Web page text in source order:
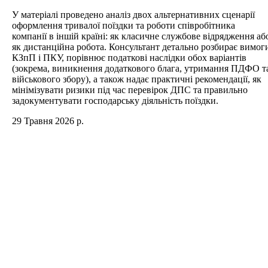
У матеріалі проведено аналіз двох альтернативних сценарії
оформлення тривалої поїздки та роботи співробітника
компанії в іншій країні: як класичне службове відрядження
як дистанційна робота. Консультант детально розбирає
КЗпП і ПКУ, порівнює податкові наслідки обох варіантів
(зокрема, виникнення додаткового блага, утримання ПДФО
військового збору), а також надає практичні рекомендації, як
мінімізувати ризики під час перевірок ДПС та правильно
задокументувати господарську діяльність поїздки.
29 Травня 2026 р.